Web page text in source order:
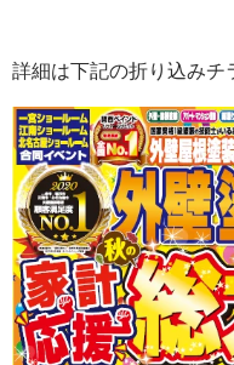
詳細は下記の折り込みチ